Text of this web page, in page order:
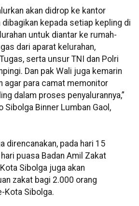
akan didrop ke kantor
kepada setiap kepling di
untuk diantar ke rumah-
dari aparat kelurahan,
serta unsur TNI dan Polri
Dan pak Wali juga kemarin
agar para camat memonitor
dalam proses penyalurannya,”
Sibolga Binner Lumban Gaol,
direncanakan, pada hari 15
puasa Badan Amil Zakat
Sibolga juga akan
zakat bagi 2.000 orang
Kota Sibolga.